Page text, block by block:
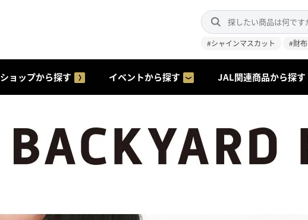
#シャインマスカット #財布
ショップから探す イベントから探す JAL関連商品から探す